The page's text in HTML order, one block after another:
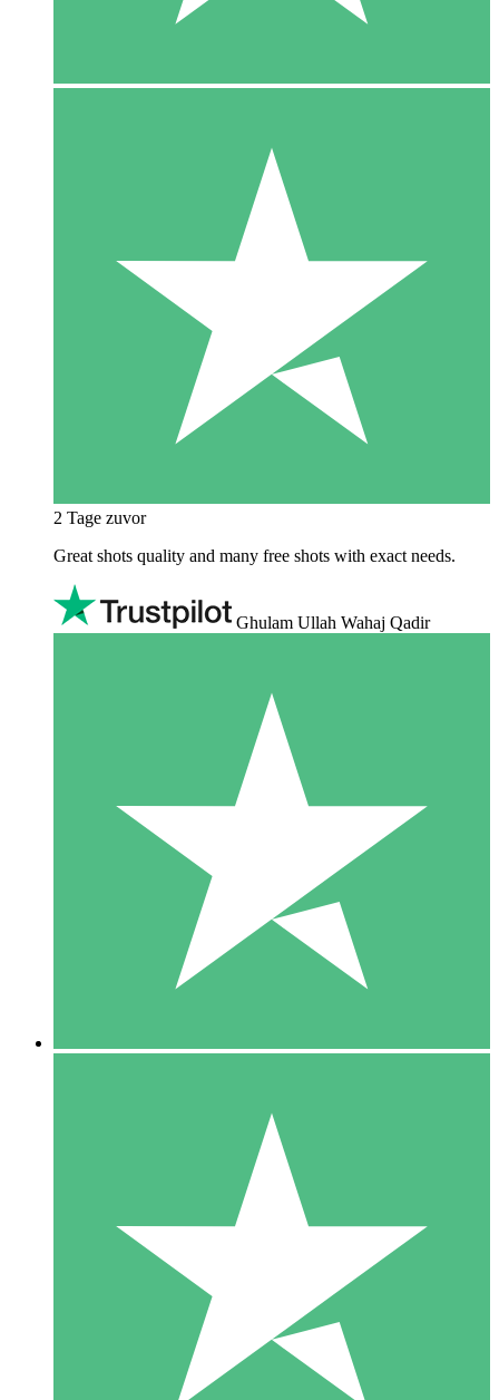
2 Tage zuvor
Great shots quality and many free shots with exact needs.
Ghulam Ullah Wahaj Qadir